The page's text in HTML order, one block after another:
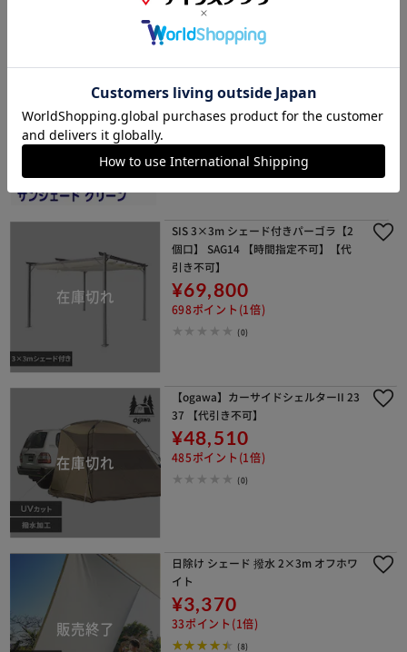
グリーンサンシェード
¥2,682
26ポイント(1倍)
販売元： アストロショップ
SIS 3×3m シェード付きパーゴラ【2
個口】 SAG14 【時間指定不可】【代
引き不可】
¥69,800
698ポイント(1倍)
(0)
【ogawa】カーサイドシェルターII 23
37 【代引き不可】
¥48,510
485ポイント(1倍)
(0)
日除け シェード 撥水 2×3m オフホワ
イト
¥3,370
33ポイント(1倍)
(8)